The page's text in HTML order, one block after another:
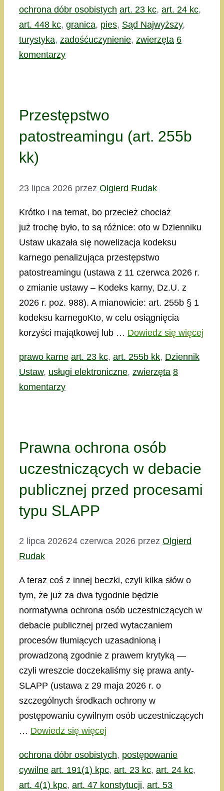
Kategorie
ochrona dóbr osobistych Tagi
art. 23 kc, art. 24 kc,
art. 448 kc, granica, pies, Sąd Najwyższy,
turystyka, zadośćuczynienie, zwierzęta 6
komentarzy
Przestępstwo
patostreamingu (art. 255b
kk)
23 lipca 2026 przez Olgierd Rudak
Krótko i na temat, bo przecież chociaż
już trochę było, to są różnice: oto w Dzienniku
Ustaw ukazała się nowelizacja kodeksu
karnego penalizująca przestępstwo
patostreamingu (ustawa z 11 czerwca 2026 r.
o zmianie ustawy – Kodeks karny, Dz.U. z
2026 r. poz. 988). A mianowicie: art. 255b § 1
kodeksu karnegoKto, w celu osiągnięcia
korzyści majątkowej lub … Dowiedz się więcej
Kategorie
prawo karne Tagi
art. 23 kc, art. 255b kk, Dziennik
Ustaw, usługi elektroniczne, zwierzęta 8
komentarzy
Prawna ochrona osób
uczestniczących w debacie
publicznej przed procesami
typu SLAPP
2 lipca 202624 czerwca 2026 przez Olgierd
Rudak
A teraz coś z innej beczki, czyli kilka słów o
tym, że już za dwa tygodnie będzie
normatywna ochrona osób uczestniczących w
debacie publicznej przed wytaczaniem
procesów tłumiących uzasadnioną i
prowadzoną zgodnie z prawem krytyką —
czyli wreszcie doczekaliśmy się prawa anty-
SLAPP (ustawa z 29 maja 2026 r. o
szczególnych środkach ochrony w
postępowaniu cywilnym osób uczestniczących
… Dowiedz się więcej
Kategorie
ochrona dóbr osobistych, postępowanie
cywilne Tagi
art. 191(1) kpc, art. 23 kc, art. 24 kc,
art. 4(1) kpc, art. 47 konstytucji, art. 53